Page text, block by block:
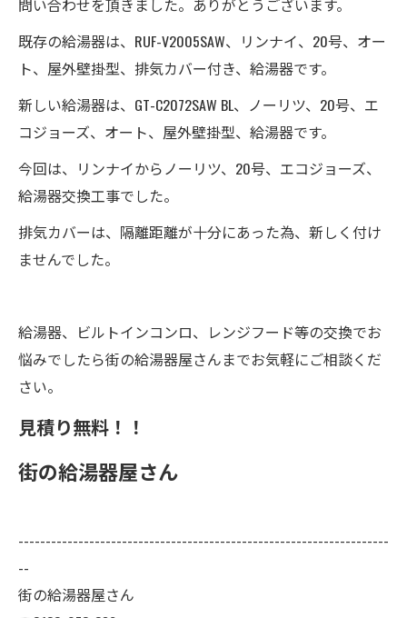
既存の給湯器は、RUF-V2005SAW、リンナイ、20号、オー
ト、屋外壁掛型、排気カバー付き、給湯器です。
新しい給湯器は、GT-C2072SAW BL、ノーリツ、20号、エ
コジョーズ、オート、屋外壁掛型、給湯器です。
今回は、リンナイからノーリツ、20号、エコジョーズ、
給湯器交換工事でした。
排気カバーは、隔離距離が十分にあった為、新しく付け
ませんでした。
給湯器、ビルトインコンロ、レンジフード等の交換でお
悩みでしたら街の給湯器屋さんまでお気軽にご相談くだ
さい。
見積り無料！！
街の給湯器屋さん
--------------------------------------------------------------------
--
街の給湯器屋さん